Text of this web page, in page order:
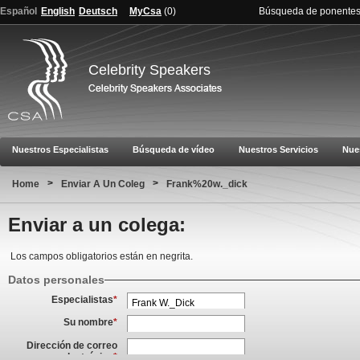
Español English Deutsch MyCsa (0) Búsqueda de ponentes
Celebrity Speakers
Nuestros Especialistas Búsqueda de vídeo Nuestros Servicios
Home > Enviar A Un Coleg > Frank%20w._dick
Enviar a un colega:
Los campos obligatorios están en negrita.
Datos personales
Especialistas*
Su nombre*
Dirección de correo
electrónico *